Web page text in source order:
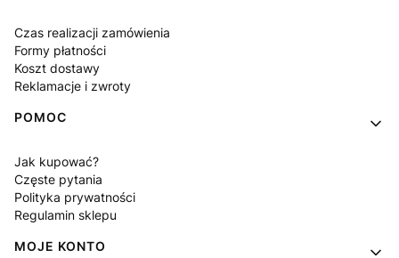
Czas realizacji zamówienia
Formy płatności
Koszt dostawy
Reklamacje i zwroty
POMOC
Jak kupować?
Częste pytania
Polityka prywatności
Regulamin sklepu
MOJE KONTO